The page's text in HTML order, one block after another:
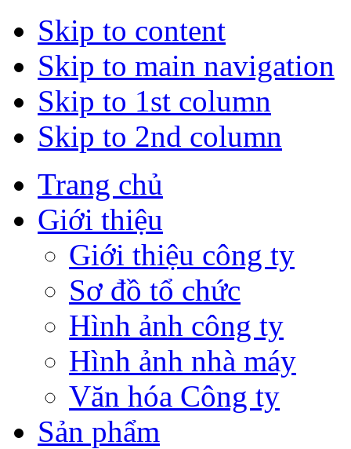
Skip to content
Skip to main navigation
Skip to 1st column
Skip to 2nd column
Trang chủ
Giới thiệu
Giới thiệu công ty
Sơ đồ tổ chức
Hình ảnh công ty
Hình ảnh nhà máy
Văn hóa Công ty
Sản phẩm